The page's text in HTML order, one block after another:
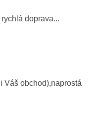
doprava...
Váš obchod),naprostá